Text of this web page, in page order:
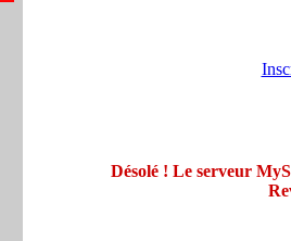
Désolé ! Le serveur